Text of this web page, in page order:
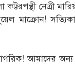
নেত্রী
মাক্রোন!
আমাদের অন্য